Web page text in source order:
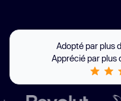
Adopté par plus
Apprécié par plus